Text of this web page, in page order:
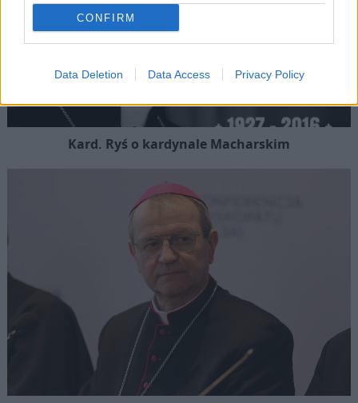
CONFIRM
Data Deletion Data Access Privacy Policy
Kard. Ryś o kardynale Macharskim